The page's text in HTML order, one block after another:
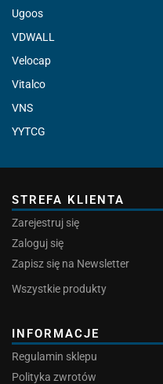
Ugoos
VDWALL
Velocap
Vitalco
VNS
YYTCG
STREFA KLIENTA
Zarejestruj się
Zaloguj się
Zapisz się na Newsletter
Wszystkie produkty
INFORMACJE
Regulamin sklepu
Polityka zwrotów